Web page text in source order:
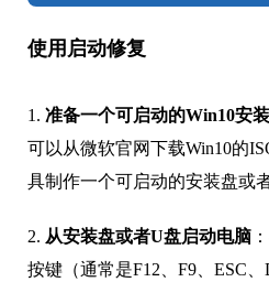
使用启动修复
1. 准备一个可启动的Win10安
可以从微软官网下载Win10的
具制作一个可启动的安装盘或
2. 从安装盘或者U盘启动电脑
按键（通常是F12、F9、ESC